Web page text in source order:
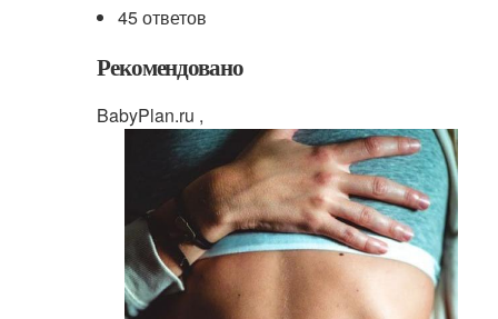
45 ответов
Рекомендовано
BabyPlan.ru ,